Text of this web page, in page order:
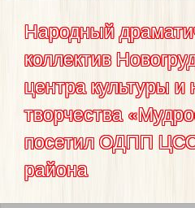
Народный
коллектив
центра культуры и
творчества
посетил ОДПП
района